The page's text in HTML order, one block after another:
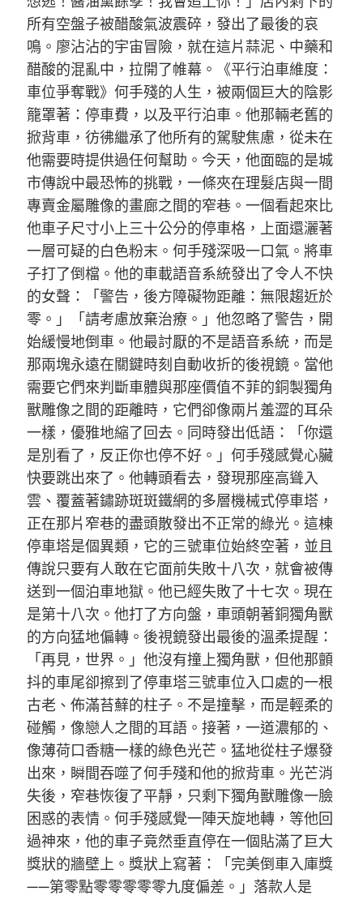
所有空盤子被醋酸氣波震碎，發出了最後的哀
鳴。廖沾沾的宇宙冒險，就在這片蒜泥、中藥和
醋酸的混亂中，拉開了帷幕。《平行泊車維度：
車位爭奪戰》何手殘的人生，被兩個巨大的陰影
籠罩著：停車費，以及平行泊車。他那輛老舊的
掀背車，彷彿繼承了他所有的駕駛焦慮，從未在
他需要時提供過任何幫助。今天，他面臨的是城
市傳說中最恐怖的挑戰，一條夾在理髮店與一間
專賣金屬雕像的畫廊之間的窄巷。一個看起來比
他車子尺寸小上三十公分的停車格，上面還灑著
一層可疑的白色粉末。何手殘深吸一口氣。將車
子打了倒檔。他的車載語音系統發出了令人不快
的女聲：「警告，後方障礙物距離：無限趨近於
零。」「請考慮放棄治療。」他忽略了警告，開
始緩慢地倒車。他最討厭的不是語音系統，而是
那兩塊永遠在關鍵時刻自動收折的後視鏡。當他
需要它們來判斷車體與那座價值不菲的銅製獨角
獸雕像之間的距離時，它們卻像兩片羞澀的耳朵
一樣，優雅地縮了回去。同時發出低語：「你還
是別看了，反正你也停不好。」何手殘感覺心臟
快要跳出來了。他轉頭看去，發現那座高聳入
雲、覆蓋著鏽跡斑斑鐵網的多層機械式停車塔，
正在那片窄巷的盡頭散發出不正常的綠光。這棟
停車塔是個異類，它的三號車位始終空著，並且
傳說只要有人敢在它面前失敗十八次，就會被傳
送到一個泊車地獄。他已經失敗了十七次。現在
是第十八次。他打了方向盤，車頭朝著銅獨角獸
的方向猛地偏轉。後視鏡發出最後的溫柔提醒：
「再見，世界。」他沒有撞上獨角獸，但他那顫
抖的車尾卻擦到了停車塔三號車位入口處的一根
古老、佈滿苔蘚的柱子。不是撞擊，而是輕柔的
碰觸，像戀人之間的耳語。接著，一道濃郁的、
像薄荷口香糖一樣的綠色光芒。猛地從柱子爆發
出來，瞬間吞噬了何手殘和他的掀背車。光芒消
失後，窄巷恢復了平靜，只剩下獨角獸雕像一臉
困惑的表情。何手殘感覺一陣天旋地轉，等他回
過神來，他的車子竟然垂直停在一個貼滿了巨大
獎狀的牆壁上。獎狀上寫著：「完美倒車入庫獎
——第零點零零零零零九度偏差。」落款人是